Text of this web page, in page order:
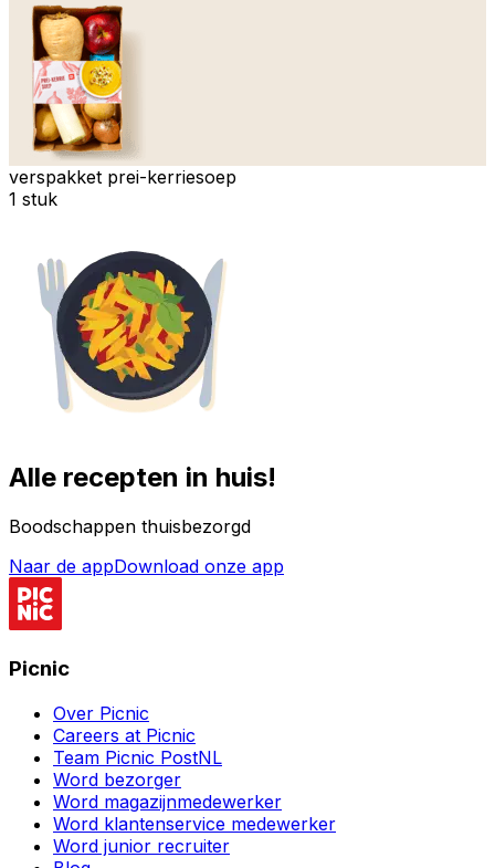
verspakket prei-kerriesoep
1 stuk
Alle recepten in huis!
Boodschappen thuisbezorgd
Naar de appDownload onze app
Picnic
Over Picnic
Careers at Picnic
Team Picnic PostNL
Word bezorger
Word magazijnmedewerker
Word klantenservice medewerker
Word junior recruiter